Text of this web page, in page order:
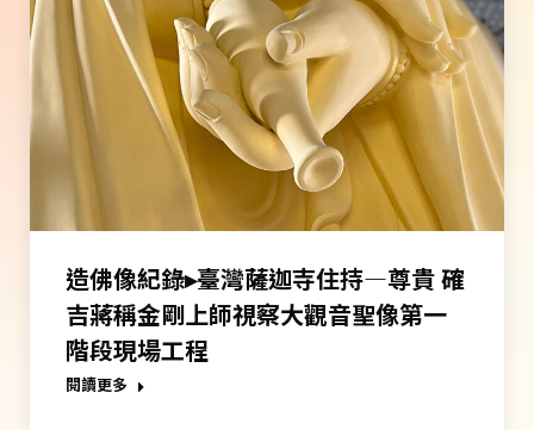
造佛像紀錄▸臺灣薩迦寺住持—尊貴 確
吉蔣稱金剛上師視察大觀音聖像第一
階段現場工程
閱讀更多